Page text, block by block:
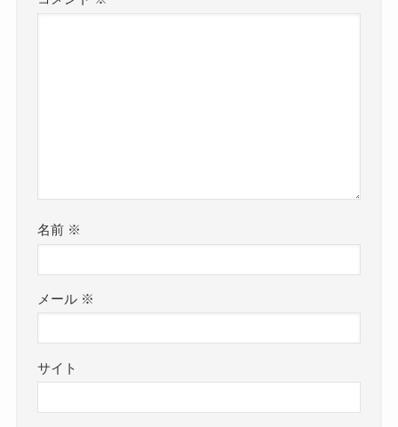
名前 ※
メール ※
サイト